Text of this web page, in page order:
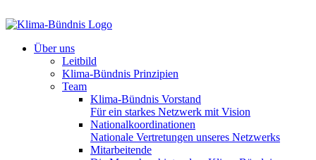
Über uns
Leitbild
Klima-Bündnis Prinzipien
Team
Klima-Bündnis Vorstand
Für ein starkes Netzwerk mit Vision
Nationalkoordinationen
Nationale Vertretungen unseres Netzwerks
Mitarbeitende